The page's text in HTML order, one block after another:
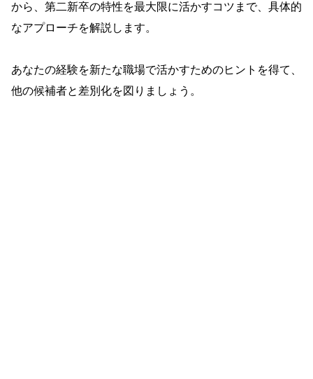
から、第二新卒の特性を最大限に活かすコツまで、具体的
なアプローチを解説します。
あなたの経験を新たな職場で活かすためのヒントを得て、
他の候補者と差別化を図りましょう。